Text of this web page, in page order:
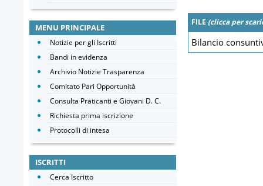
FILE (clicca per
Bilancio
MENU PRINCIPALE
Notizie per gli Iscritti
Bandi in evidenza
Archivio Notizie Trasparenza
Comitato Pari Opportunità
Consulta Praticanti e Giovani D. C.
Richiesta prima iscrizione
Protocolli di intesa
ISCRITTI
Cerca Iscritto